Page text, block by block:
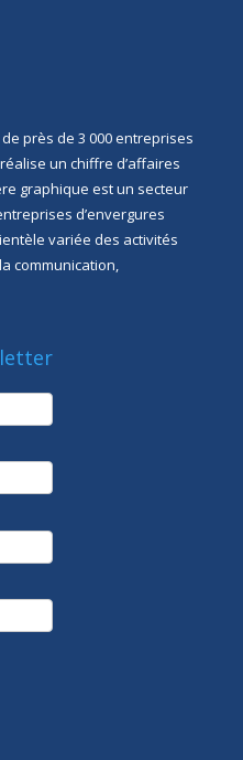
près de 3 000 entreprises
un chiffre d’affaires
graphique est un secteur
d’envergures
variée des activités
communication,